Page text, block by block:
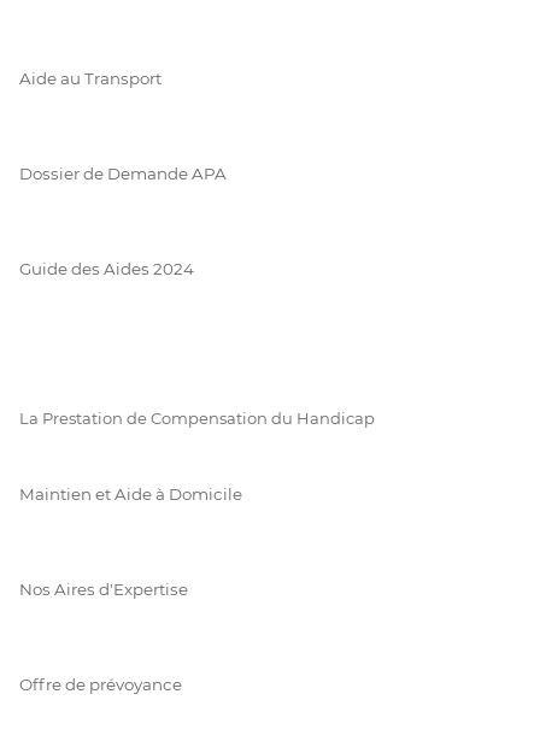
Aide au Transport
Dossier de Demande APA
Guide des Aides 2024
La Prestation de Compensation du Handicap
Maintien et Aide à Domicile
Nos Aires d'Expertise
Offre de prévoyance